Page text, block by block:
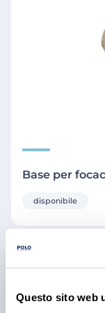
Questo sito web
Base per
disponibile